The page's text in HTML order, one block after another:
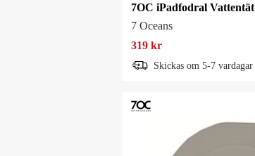
7OC iPadfodral Vattentät
7 Oceans
319 kr
Skickas om 5-7 vardagar